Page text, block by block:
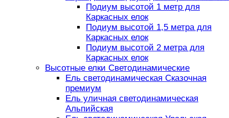
Подиум высотой 1 метр для
Каркасных елок
Подиум высотой 1,5 метра для
Каркасных елок
Подиум высотой 2 метра для
Каркасных елок
Высотные елки Светодинамические
Ель светодинамическая Сказочная
премиум
Ель уличная светодинамическая
Альпийская